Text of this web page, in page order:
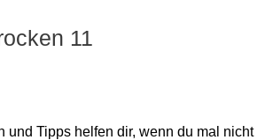
11
und Tipps helfen dir, wenn du mal nicht